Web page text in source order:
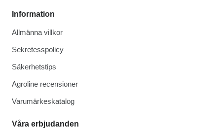
Information
Allmänna villkor
Sekretesspolicy
Säkerhetstips
Agroline recensioner
Varumärkeskatalog
Våra erbjudanden